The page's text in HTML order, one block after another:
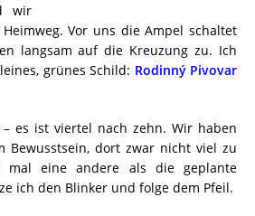
wir
Vor uns die Ampel schaltet
langsam auf die Kreuzung zu. Ich
grünes Schild: Rodinný Pivovar
es ist viertel nach zehn. Wir haben
Bewusstsein, dort zwar nicht viel zu
mal eine andere als die geplante
ich den Blinker und folge dem Pfeil.